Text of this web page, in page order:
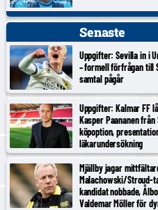
Senaste
Uppgifter: Sevilla in i
– formell förfrågan till
samtal pågår
Uppgifter: Kalmar FF
Kasper Paananen från
köpoption,
läkarundersökning
Mjällby jagar
Malachowski/Stroud-
kandidat nobbade,
Valdemar Möller för